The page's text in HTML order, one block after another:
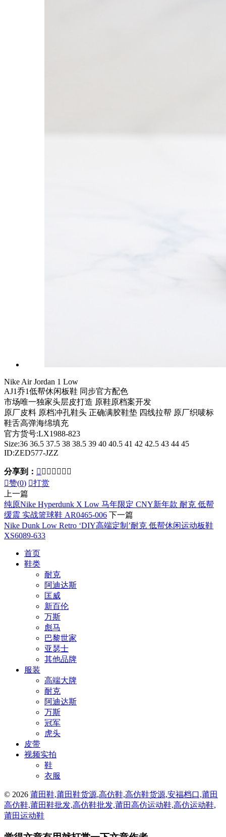
Nike Air Jordan 1 Low
AJ1乔1低帮休闲板鞋 同步官方配色
市场唯一独家头层皮打造 原鞋原档案开发
原厂皮料 原档冲孔鞋头 正确满胶鞋垫 四线拉帮 原厂织唛标
鞋舌高弹海绵填充
官方货号:LX1988-823
Size:36 36.5 37.5 38 38.5 39 40 40.5 41 42 42.5 43 44 45
ID:ZED577-JZZ
分享到：       
赞(0) 打赏
上一篇
纯原Nike Hyperdunk X Low 马年限定 CNY新年款 耐克 低帮
缓震 实战篮球鞋 AR0465-006 下一篇
Nike Dunk Low Retro ‘DIY高端定制’耐克 低帮休闲运动板鞋
XS6089-633
首页
鞋类
耐克
阿迪达斯
匡威
新百伦
万斯
彪马
巴黎世家
亚瑟士
其他品牌
服装
高端大牌
耐克
阿迪达斯
万斯
冠军
虎头
皮带
视频实拍
鞋
衣服
© 2026 莆田鞋,莆田鞋货源,高仿鞋,高仿鞋货源,安福档口,莆田
高仿鞋,莆田鞋批发,高仿鞋批发,莆田高仿运动鞋,高仿运动鞋,
莆田运动鞋